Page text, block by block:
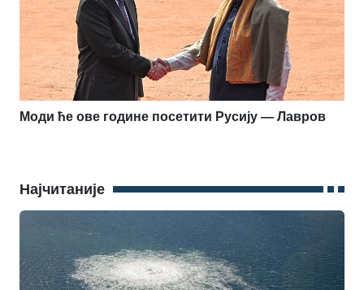
Моди ће ове године посетити Русију — Лавров
Најчитаније